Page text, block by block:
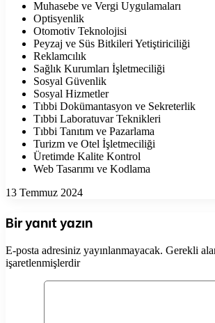
Muhasebe ve Vergi Uygulamaları
Optisyenlik
Otomotiv Teknolojisi
Peyzaj ve Süs Bitkileri Yetiştiriciliği
Reklamcılık
Sağlık Kurumları İşletmeciliği
Sosyal Güvenlik
Sosyal Hizmetler
Tıbbi Dokümantasyon ve Sekreterlik
Tıbbi Laboratuvar Teknikleri
Tıbbi Tanıtım ve Pazarlama
Turizm ve Otel İşletmeciliği
Üretimde Kalite Kontrol
Web Tasarımı ve Kodlama
13 Temmuz 2024
Bir yanıt yazın
E-posta adresiniz yayınlanmayacak. Gerekli
işaretlenmişlerdir